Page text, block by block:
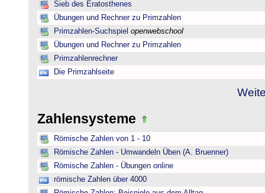
Sieb des Eratosthenes
Übungen und Rechner zu Primzahlen
Primzahlen-Suchspiel openwebschool
Übungen und Rechner zu Primzahlen
Primzahlenrechner
Die Primzahlseite
Zahlensysteme
Römische Zahlen von 1 - 10
Römische Zahlen - Umwandeln Üben (A. Bruenner)
Römische Zahlen - Übungen online
römische Zahlen über 4000